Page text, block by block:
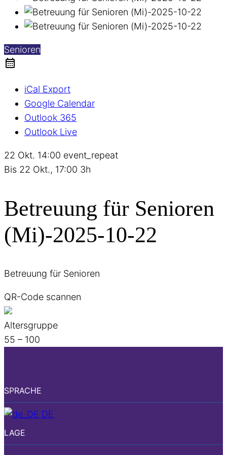
Senioren
iCal Export
Google Calendar
Outlook 365
Outlook Live
22 Okt. 14:00 event_repeat
Bis 22 Okt., 17:00 3h
Betreuung für Senioren
(Mi)-2025-10-22
Betreuung für Senioren
QR-Code scannen
Altersgruppe
55 – 100
SPRACHE
DE
LAGE